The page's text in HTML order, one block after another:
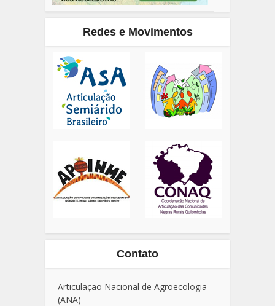
Redes e Movimentos
Contato
Articulação Nacional de Agroecologia
(ANA)